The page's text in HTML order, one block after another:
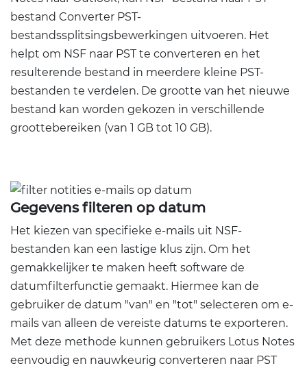
bestand Converter PST-
bestandssplitsingsbewerkingen uitvoeren. Het
helpt om NSF naar PST te converteren en het
resulterende bestand in meerdere kleine PST-
bestanden te verdelen. De grootte van het nieuwe
bestand kan worden gekozen in verschillende
groottebereiken (van 1 GB tot 10 GB).
Gegevens filteren op datum
Het kiezen van specifieke e-mails uit NSF-
bestanden kan een lastige klus zijn. Om het
gemakkelijker te maken heeft software de
datumfilterfunctie gemaakt. Hiermee kan de
gebruiker de datum "van" en "tot" selecteren om e-
mails van alleen de vereiste datums te exporteren.
Met deze methode kunnen gebruikers Lotus Notes
eenvoudig en nauwkeurig converteren naar PST